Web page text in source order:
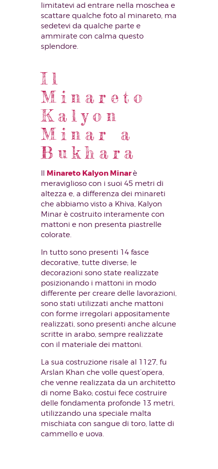
limitatevi ad entrare nella moschea e
scattare qualche foto al minareto, ma
sedetevi da qualche parte e
ammirate con calma questo
splendore.
Il
Minareto
Kalyon
Minar a
Bukhara
Il Minareto Kalyon Minarè
meraviglioso con i suoi 45 metri di
altezza e, a differenza dei minareti
che abbiamo visto a Khiva, Kalyon
Minar è costruito interamente con
mattoni e non presenta piastrelle
colorate.
In tutto sono presenti 14 fasce
decorative, tutte diverse; le
decorazioni sono state realizzate
posizionando i mattoni in modo
differente per creare delle lavorazioni,
sono stati utilizzati anche mattoni
con forme irregolari appositamente
realizzati, sono presenti anche alcune
scritte in arabo, sempre realizzate
con il materiale dei mattoni.
La sua costruzione risale al 1127, fu
Arslan Khan che volle quest’opera,
che venne realizzata da un architetto
di nome Bako; costui fece costruire
delle fondamenta profonde 13 metri,
utilizzando una speciale malta
mischiata con sangue di toro, latte di
cammello e uova.